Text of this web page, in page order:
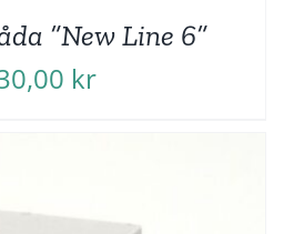
”New Line 6”
kr